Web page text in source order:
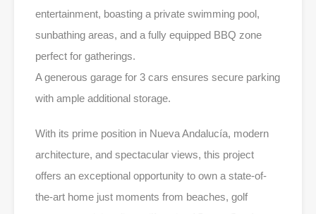
entertainment, boasting a private swimming pool,
sunbathing areas, and a fully equipped BBQ zone
perfect for gatherings.
A generous garage for 3 cars ensures secure parking
with ample additional storage.
With its prime position in Nueva Andalucía, modern
architecture, and spectacular views, this project
offers an exceptional opportunity to own a state-of-
the-art home just moments from beaches, golf